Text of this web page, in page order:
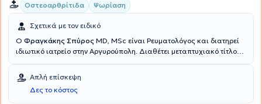
Οστεοαρθρίτιδα Ψωρίαση
Σχετικά με τον ειδικό
Ο Φραγκάκης Σπύρος MD, MSc είναι Ρευματολόγος και διατηρεί
ιδιωτικό ιατρείο στην Αργυρούπολη. Διαθέτει μεταπτυχιακό τίτλο
Εθνικό και Καποδιστριακό Πανεπιστήμιο Αθηνών, ενώ διαθέτει
δίπλωμα Ιατρικού Βελονισμού μετά από επιτυχή παρακολούθηση
με εξετάσεις υπό την αιγίδα του Διεθνούς Συμβουλίου Ιατρικού
Απλή επίσκεψη
Δες το κόστος